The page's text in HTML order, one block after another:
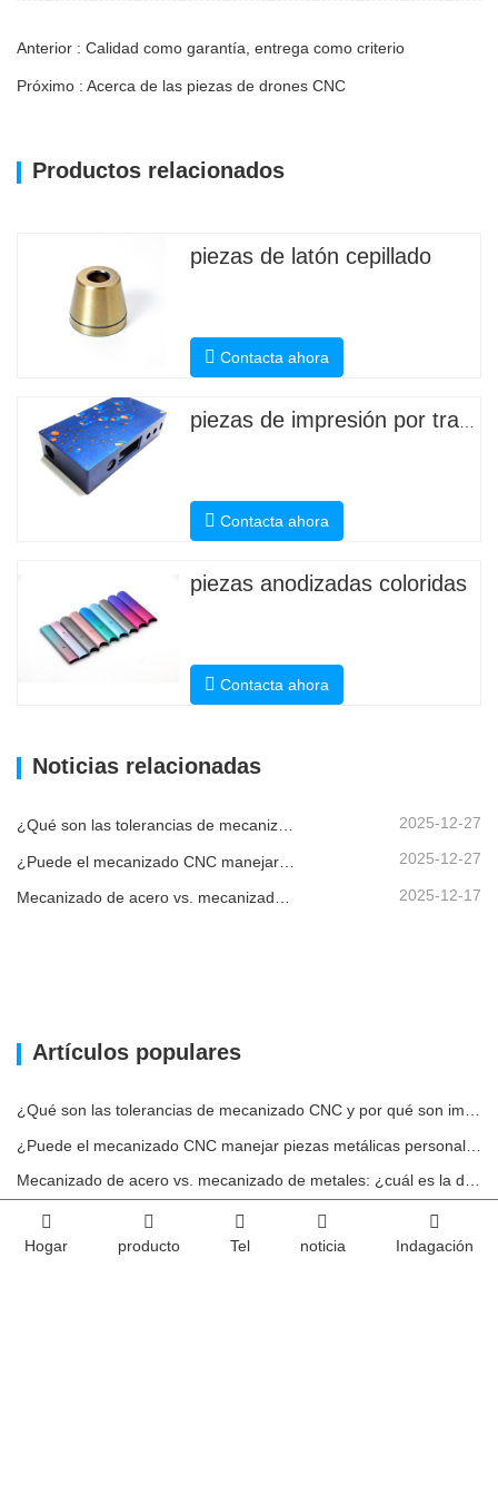
Anterior : Calidad como garantía, entrega como criterio
Próximo : Acerca de las piezas de drones CNC
Productos relacionados
piezas de latón cepillado
Contacta ahora
Contacta ahora
piezas anodizadas coloridas
Contacta ahora
Noticias relacionadas
¿Qué son las tolerancias de mecanizado CNC y por qué son importantes? 2025-12-27
2025-12-27
2025-12-17
Artículos populares
¿Qué son las tolerancias de mecanizado CNC y por qué son importantes?
Cómo afecta la maquinabilidad al costo del mecanizado del acero
Impacto ambiental del uso de carcasas de aluminio
Hogar producto Tel noticia Indagación